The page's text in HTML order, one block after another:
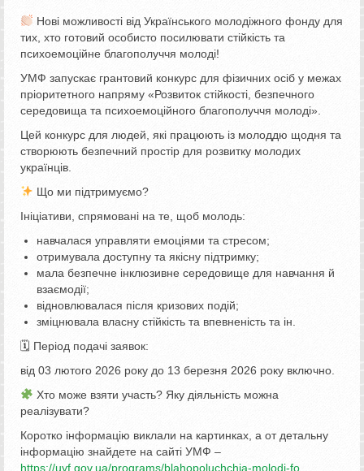
Нові можливості від Українського молодіжного фонду для
тих, хто готовий особисто посилювати стійкість та
психоемоційне благополуччя молоді!
УМФ запускає грантовий конкурс для фізичних осіб у межах
пріоритетного напряму «Розвиток стійкості, безпечного
середовища та психоемоційного благополуччя молоді».
Цей конкурс для людей, які працюють із молоддю щодня та
створюють безпечний простір для розвитку молодих
українців.
Що ми підтримуємо?
Ініціативи, спрямовані на те, щоб молодь:
навчалася управляти емоціями та стресом;
отримувала доступну та якісну підтримку;
мала безпечне інклюзивне середовище для навчання й
взаємодії;
відновлювалася після кризових подій;
зміцнювала власну стійкість та впевненість та ін.
🗓 Період подачі заявок:
від 03 лютого 2026 року до 13 березня 2026 року включно.
Хто може взяти участь? Яку діяльність можна
реалізувати?
Коротко інформацію виклали на картинках, а от детальну
інформацію знайдете на сайті УМФ –
https://uyf.gov.ua/programs/blahopoluchchia-molodi-fo